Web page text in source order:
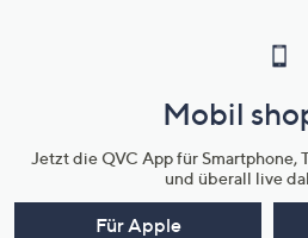
Mobil
Jetzt die QVC App für Smartphone,
und überall live
Für Apple